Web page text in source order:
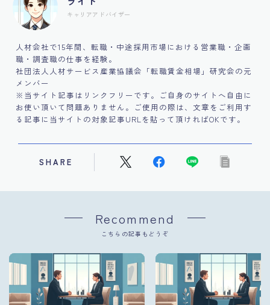
キャリアアドバイザー
人材会社で15年間、転職・中途採用市場における営業職・企画
職・調査職の仕事を経験。
社団法人人材サービス産業協議会「転職賃金相場」研究会の元
メンバー
※当サイト記事はリンクフリーです。ご自身のサイトへ自由に
お使い頂いて問題ありません。ご使用の際は、文章をご利用す
る記事に当サイトの対象記事URLを貼って頂ければOKです。
SHARE
Recommend
こちらの記事もどうぞ